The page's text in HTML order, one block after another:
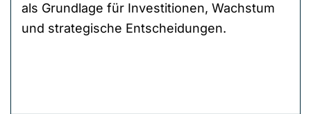
als Grundlage für Investitionen, Wachstum
und strategische Entscheidungen.